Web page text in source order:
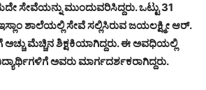
ಸೇವೆಯನ್ನು ಮುಂದುವರಿಸಿದ್ದರು. ಒಟ್ಟು 31
ಶಾಲೆಯಲ್ಲಿ ಸೇವೆ ಸಲ್ಲಿಸಿರುವ ಜಯಲಕ್ಷ್ಮೀ ಆರ್.
ಮೆಚ್ಚಿನ ಶಿಕ್ಷಕಿಯಾಗಿದ್ದರು. ಈ ಅವಧಿಯಲ್ಲಿ
ಅವರು ಮಾರ್ಗದರ್ಶಕರಾಗಿದ್ದರು.